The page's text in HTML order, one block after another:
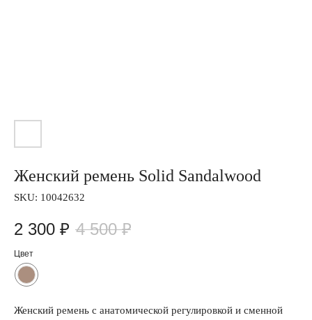
Женский ремень Solid Sandalwood
SKU: 10042632
2 300 ₽ 4 500 ₽
Цвет
Женский ремень с анатомической регулировкой и сменной